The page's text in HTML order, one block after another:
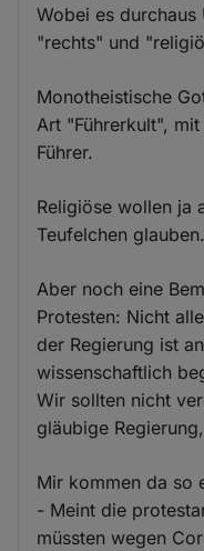
Wobei es
"rechts" und
Monotheistische
Art "Führerkult",
Führer.
Religiöse wollen ja
Teufelchen
Aber noch eine
Protesten: Nicht
der Regierung ist
wissenschaftlich
Wir sollten nicht
gläubige
Mir kommen da so
- Meint die
müssten wegen